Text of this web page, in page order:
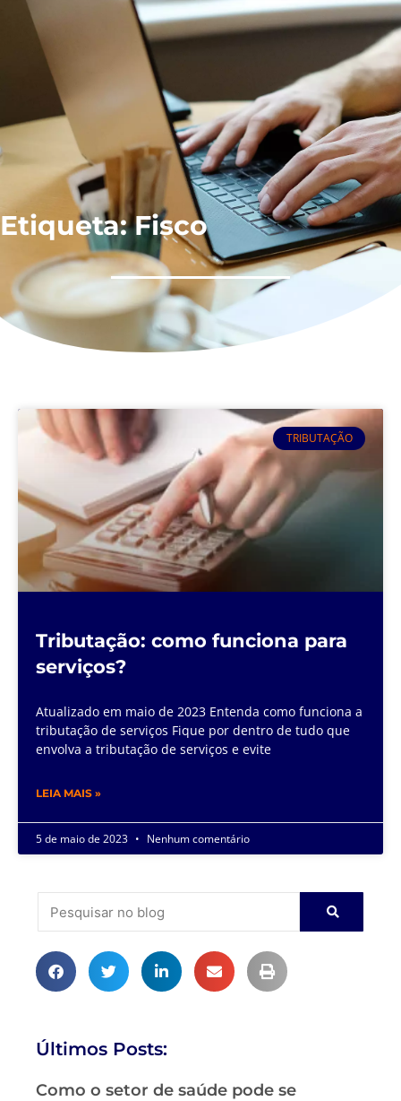
Etiqueta: Fisco
TRIBUTAÇÃO
Tributação: como funciona para
serviços?
Atualizado em maio de 2023 Entenda como funciona a
tributação de serviços Fique por dentro de tudo que
envolva a tributação de serviços e evite
LEIA MAIS »
5 de maio de 2023 Nenhum comentário
Últimos Posts:
Como o setor de saúde pode se